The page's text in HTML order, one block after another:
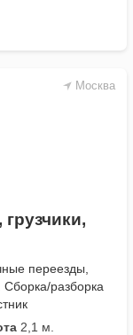
Москва
переезды,
Сборка/разборка
2,1 м.